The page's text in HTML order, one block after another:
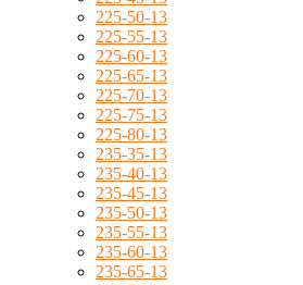
225-50-13
225-55-13
225-60-13
225-65-13
225-70-13
225-75-13
225-80-13
235-35-13
235-40-13
235-45-13
235-50-13
235-55-13
235-60-13
235-65-13